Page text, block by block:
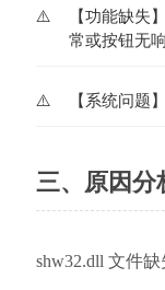
【功能缺失
常或按钮无
【系统问题
三、原因分
shw32.dll 文件